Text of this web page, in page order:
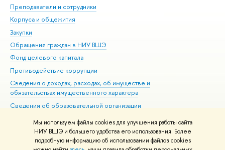
Мы используем файлы cookies для улучшения работы сайта
НИУ ВШЭ и большего удобства его использования. Более
подробную информацию об использовании файлов cookies
Преподаватели и сотрудники
Корпуса и общежития
Закупки
Обращения граждан в НИУ ВШЭ
Фонд целевого капитала
Противодействие коррупции
Сведения о доходах, расходах, об имуществе и
обязательствах имущественного характера
Сведения об образовательной организации
Людям с ограниченными возможностями здоровья
Единая платежная страница
Работа в Вышке